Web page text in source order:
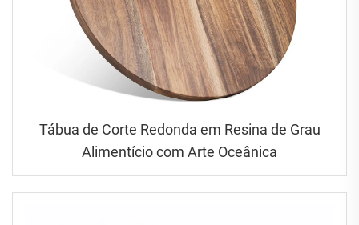
Tábua de Corte Redonda em Resina de Grau
Alimentício com Arte Oceânica